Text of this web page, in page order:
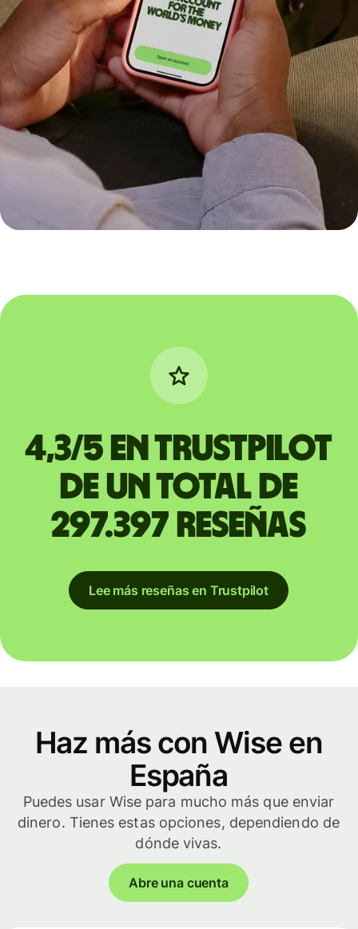
4,3/5 en Trustpilot
de un total de
297.397 reseñas
Lee más reseñas en Trustpilot
Haz más con Wise en
España
Puedes usar Wise para mucho más que enviar
dinero. Tienes estas opciones, dependiendo de
dónde vivas.
Abre una cuenta